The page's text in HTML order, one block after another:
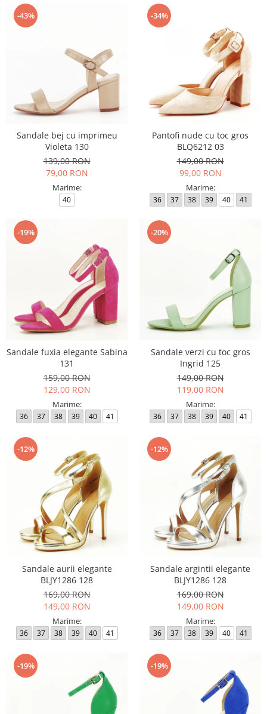
-43%
Sandale bej cu imprimeu
Violeta 130
139,00 RON
79,00 RON
Marime:
40
-34%
Pantofi nude cu toc gros
BLQ6212 03
149,00 RON
99,00 RON
Marime:
36 37 38 39 40 41
-19%
Sandale fuxia elegante Sabina
131
159,00 RON
129,00 RON
Marime:
36 37 38 39 40 41
-20%
Sandale verzi cu toc gros
Ingrid 125
149,00 RON
119,00 RON
Marime:
36 37 38 39 40 41
-12%
Sandale aurii elegante
BLJY1286 128
169,00 RON
149,00 RON
Marime:
36 37 38 39 40 41
-12%
Sandale argintii elegante
BLJY1286 128
169,00 RON
149,00 RON
Marime:
36 37 38 39 40 41
-19% -19%